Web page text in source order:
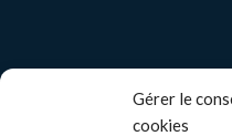
Gérer le
cookies